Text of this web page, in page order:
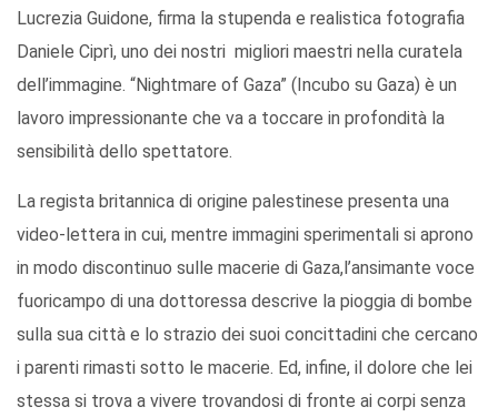
Lucrezia Guidone, firma la stupenda e realistica fotografia
Daniele Ciprì, uno dei nostri migliori maestri nella curatela
dell’immagine. “Nightmare of Gaza” (Incubo su Gaza) è un
lavoro impressionante che va a toccare in profondità la
sensibilità dello spettatore.
La regista britannica di origine palestinese presenta una
video-lettera in cui, mentre immagini sperimentali si aprono
in modo discontinuo sulle macerie di Gaza, l’ansimante voce
fuoricampo di una dottoressa descrive la pioggia di bombe
sulla sua città e lo strazio dei suoi concittadini che cercano
i parenti rimasti sotto le macerie. Ed, infine, il dolore che lei
stessa si trova a vivere trovandosi di fronte ai corpi senza